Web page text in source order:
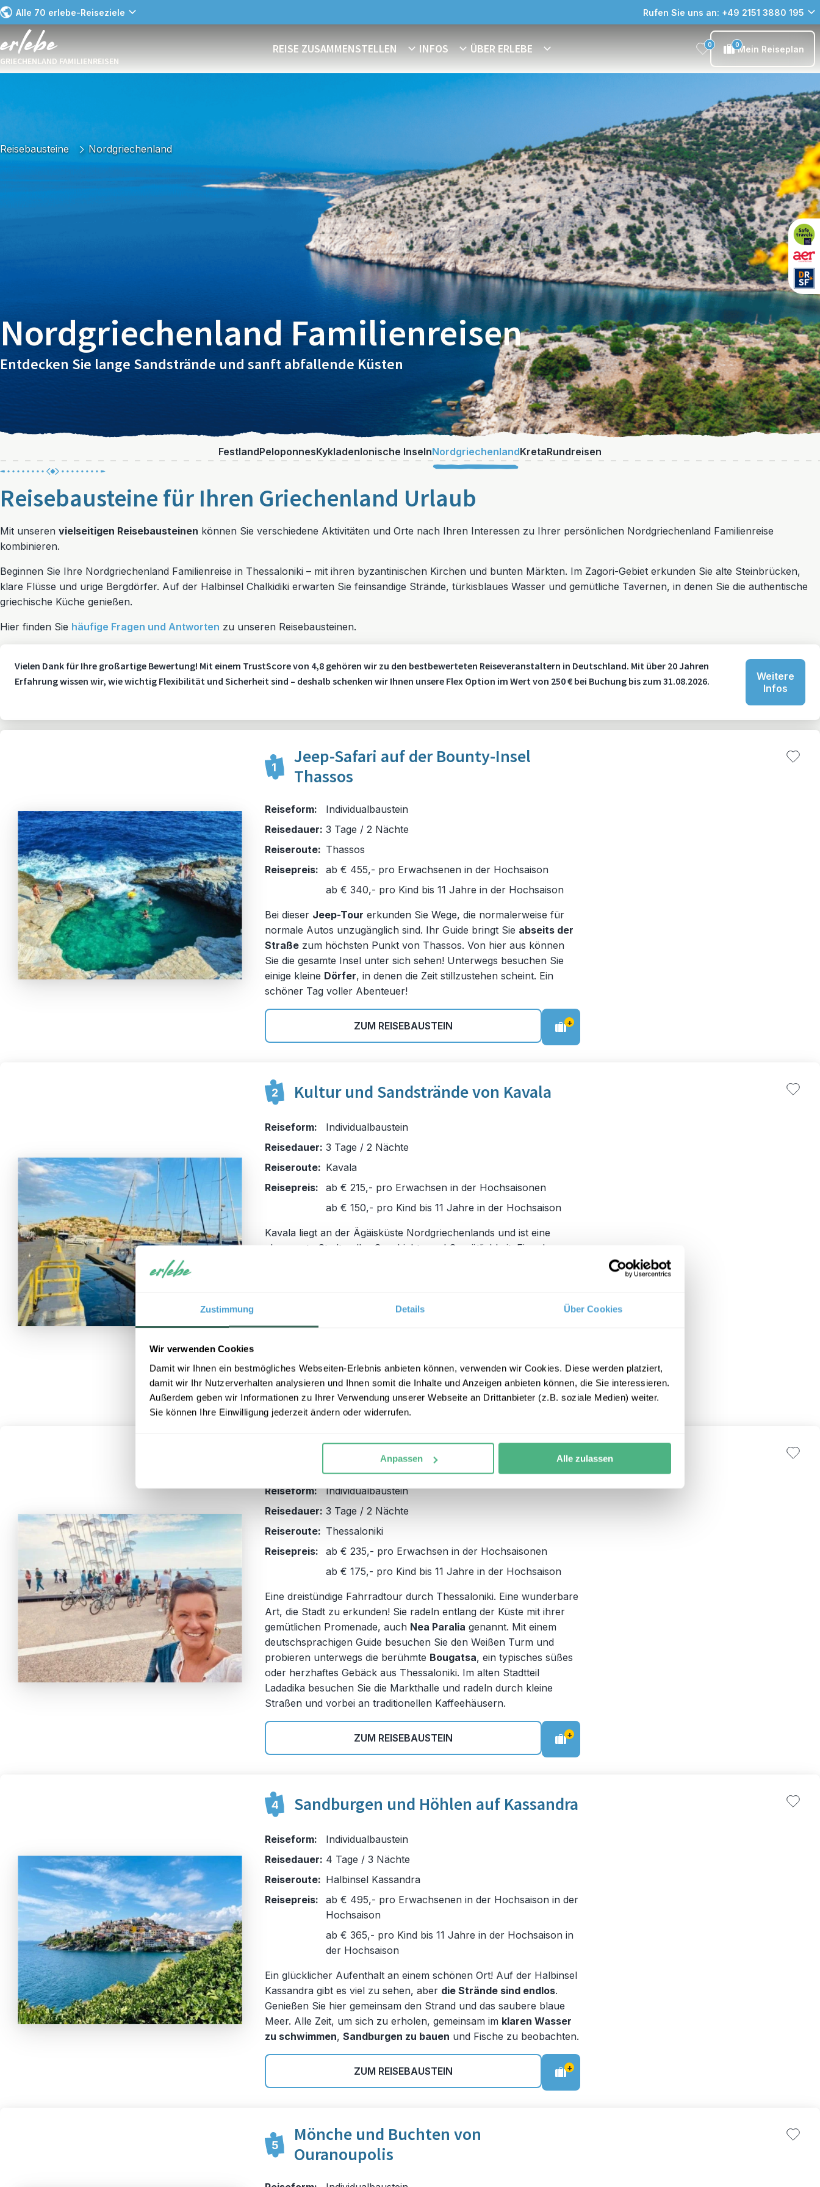
Zustimmung Details Über Cookies
Wir verwenden Cookies
Damit wir Ihnen ein bestmögliches Webseiten-Erlebnis anbieten können, verwenden wir Cookies. Diese werden platziert,
damit wir Ihr Nutzerverhalten analysieren und Ihnen somit die Inhalte und Anzeigen anbieten können, die Sie interessieren.
Außerdem geben wir Informationen zu Ihrer Verwendung unserer Webseite an Drittanbieter (z.B. soziale Medien) weiter.
Sie können Ihre Einwilligung jederzeit ändern oder widerrufen.
Anpassen Alle zulassen
Alle 70 erlebe-Reiseziele Rufen Sie uns an: +49 2151 3880 195
GRIECHENLAND FAMILIENREISEN
REISE ZUSAMMENSTELLEN INFOS ÜBER ERLEBE 0 0Mein Reiseplan
Reisebausteine Nordgriechenland
Nordgriechenland Familienreisen
Entdecken Sie lange Sandstrände und sanft abfallende Küsten
FestlandPeloponnesKykladenIonische InselnNordgriechenlandKretaRundreisen
Reisebausteine für Ihren Griechenland Urlaub
Mit unseren vielseitigen Reisebausteinen können Sie verschiedene Aktivitäten und Orte nach Ihren Interessen zu Ihrer persönlichen Nordgriechenland Familienreise
kombinieren.
Beginnen Sie Ihre Nordgriechenland Familienreise in Thessaloniki – mit ihren byzantinischen Kirchen und bunten Märkten. Im Zagori-Gebiet erkunden Sie alte Steinbrücken,
klare Flüsse und urige Bergdörfer. Auf der Halbinsel Chalkidiki erwarten Sie feinsandige Strände, türkisblaues Wasser und gemütliche Tavernen, in denen Sie die authentische
griechische Küche genießen.
Hier finden Sie häufige Fragen und Antworten zu unseren Reisebausteinen.
Vielen Dank für Ihre großartige Bewertung! Mit einem TrustScore von 4,8 gehören wir zu den bestbewerteten Reiseveranstaltern in Deutschland. Mit über 20 Jahren
Erfahrung wissen wir, wie wichtig Flexibilität und Sicherheit sind – deshalb schenken wir Ihnen unsere Flex Option im Wert von 250 € bei Buchung bis zum 31.08.2026.
Weitere
Infos
1
Jeep-Safari auf der Bounty-Insel
Thassos
Reiseform:
Individualbaustein
Reisedauer: 3 Tage / 2 Nächte
Reiseroute: Thassos
Reisepreis:
ab € 455,- pro Erwachsenen in der Hochsaison
ab € 340,- pro Kind bis 11 Jahre in der Hochsaison
Bei dieser Jeep-Tour erkunden Sie Wege, die normalerweise für
normale Autos unzugänglich sind. Ihr Guide bringt Sie abseits der
Straße zum höchsten Punkt von Thassos. Von hier aus können
Sie die gesamte Insel unter sich sehen! Unterwegs besuchen Sie
einige kleine Dörfer, in denen die Zeit stillzustehen scheint. Ein
schöner Tag voller Abenteuer!
ZUM REISEBAUSTEIN +
2 Kultur und Sandstrände von Kavala
Reiseform:
Individualbaustein
Reisedauer: 3 Tage / 2 Nächte
Reiseroute: Kavala
Reisepreis:
ab € 215,- pro Erwachsen in der Hochsaisonen
ab € 150,- pro Kind bis 11 Jahre in der Hochsaison
Kavala liegt an der Ägäisküste Nordgriechenlands und ist eine
charmante Stadt voller Geschichte und Gemütlichkeit. Eine der
nur schön anzusehen, sondern erinnert auch an die reiche
Vergangenheit Kavalas. Ganz in der Nähe befinden sich die
ZUM REISEBAUSTEIN +
Auf zwei Rädern durch Thessaloniki
Reiseform:
Individualbaustein
Reisedauer: 3 Tage / 2 Nächte
Reiseroute: Thessaloniki
Reisepreis:
ab € 235,- pro Erwachsen in der Hochsaisonen
ab € 175,- pro Kind bis 11 Jahre in der Hochsaison
Eine dreistündige Fahrradtour durch Thessaloniki. Eine wunderbare
Art, die Stadt zu erkunden! Sie radeln entlang der Küste mit ihrer
gemütlichen Promenade, auch Nea Paralia genannt. Mit einem
deutschsprachigen Guide besuchen Sie den Weißen Turm und
probieren unterwegs die berühmte Bougatsa, ein typisches süßes
oder herzhaftes Gebäck aus Thessaloniki. Im alten Stadtteil
Ladadika besuchen Sie die Markthalle und radeln durch kleine
Straßen und vorbei an traditionellen Kaffeehäusern.
ZUM REISEBAUSTEIN +
4 Sandburgen und Höhlen auf Kassandra
Reiseform:
Individualbaustein
Reisedauer: 4 Tage / 3 Nächte
Reiseroute: Halbinsel Kassandra
Reisepreis:
ab € 495,- pro Erwachsenen in der Hochsaison in der
Hochsaison
ab € 365,- pro Kind bis 11 Jahre in der Hochsaison in
der Hochsaison
Ein glücklicher Aufenthalt an einem schönen Ort! Auf der Halbinsel
Kassandra gibt es viel zu sehen, aber die Strände sind endlos.
Genießen Sie hier gemeinsam den Strand und das saubere blaue
Meer. Alle Zeit, um sich zu erholen, gemeinsam im klaren Wasser
zu schwimmen, Sandburgen zu bauen und Fische zu beobachten.
ZUM REISEBAUSTEIN +
5
Mönche und Buchten von
Ouranoupolis